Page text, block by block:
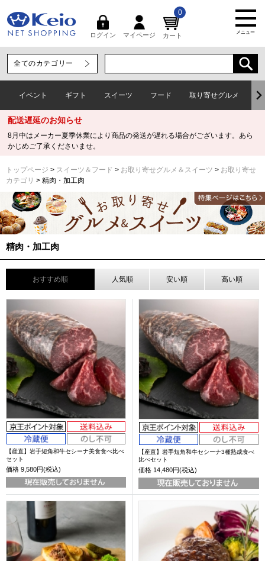
ログイン マイページ カート
0
メニュー
イベント ギフト スイーツ フード 取り寄せグルメ
配送遅延のお知らせ
8月中はメーカー夏季休業により商品の発送が遅れる場合がございます。あら
かじめご了承くださいませ。
トップページ スイーツ＆フード お取り寄せグルメ＆スイーツ
お取り寄せ
カテゴリ
精肉・加工肉
精肉・加工肉
おすすめ順 人気順 安い順 高い順
【産直】岩手短角和牛セシーナ美食食べ比べ
セット
価格 9,580円(税込)
【産直】岩手短角和牛セシーナ3種熟成食べ
比べセット
価格 14,480円(税込)